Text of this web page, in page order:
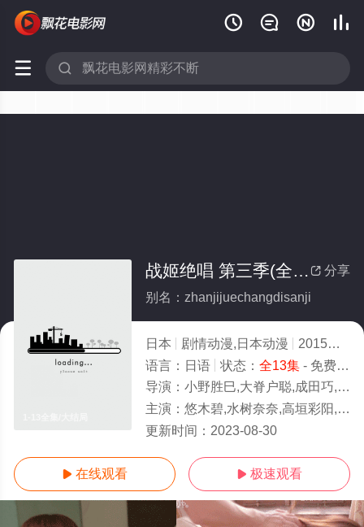
   
 
 分享
战姬绝唱 第三季(全集)
别名：zhanjijuechangdisanji
日本 剧情动漫,日本动漫 2015
2.0
语言： 日语 状态： 全13集- 免费在线观看
导演： 小野胜巳,大脊户聪,成田巧,石川俊介,小原正和,石田畅,宫泽良太,
主演： 悠木碧,水树奈奈,高垣彩阳,日笠阳子,南条爱乃,茅野爱衣,井口裕香,小松未可子,东山奈央,赤崎千夏,石川英郎,保志总
更新时间： 2023-08-30
 在线观看  极速观看